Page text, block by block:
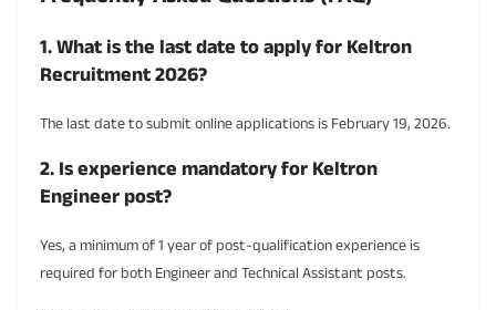
1. What is the last date to apply for Keltron
Recruitment 2026?
The last date to submit online applications is February 19, 2026.
2. Is experience mandatory for Keltron
Engineer post?
Yes, a minimum of 1 year of post-qualification experience is
required for both Engineer and Technical Assistant posts.